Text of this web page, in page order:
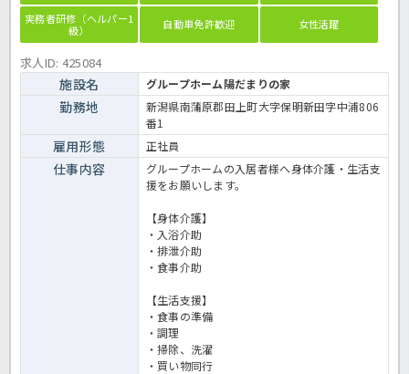
実務者研修（ヘルパー1
級）
自動車免許歓迎 女性活躍
求人ID: 425084
施設名 グループホーム陽だまりの家
勤務地
新潟県南蒲原郡田上町大字保明新田字中浦806
番1
雇用形態 正社員
仕事内容
グループホームの入居者様へ身体介護・生活支
援をお願いします。
【身体介護】
・入浴介助
・排泄介助
・食事介助
【生活支援】
・食事の準備
・調理
・掃除、洗濯
・買い物同行